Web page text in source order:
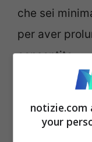
che sei
per aver
consentito.
In uno
il caso
notizie.com
your